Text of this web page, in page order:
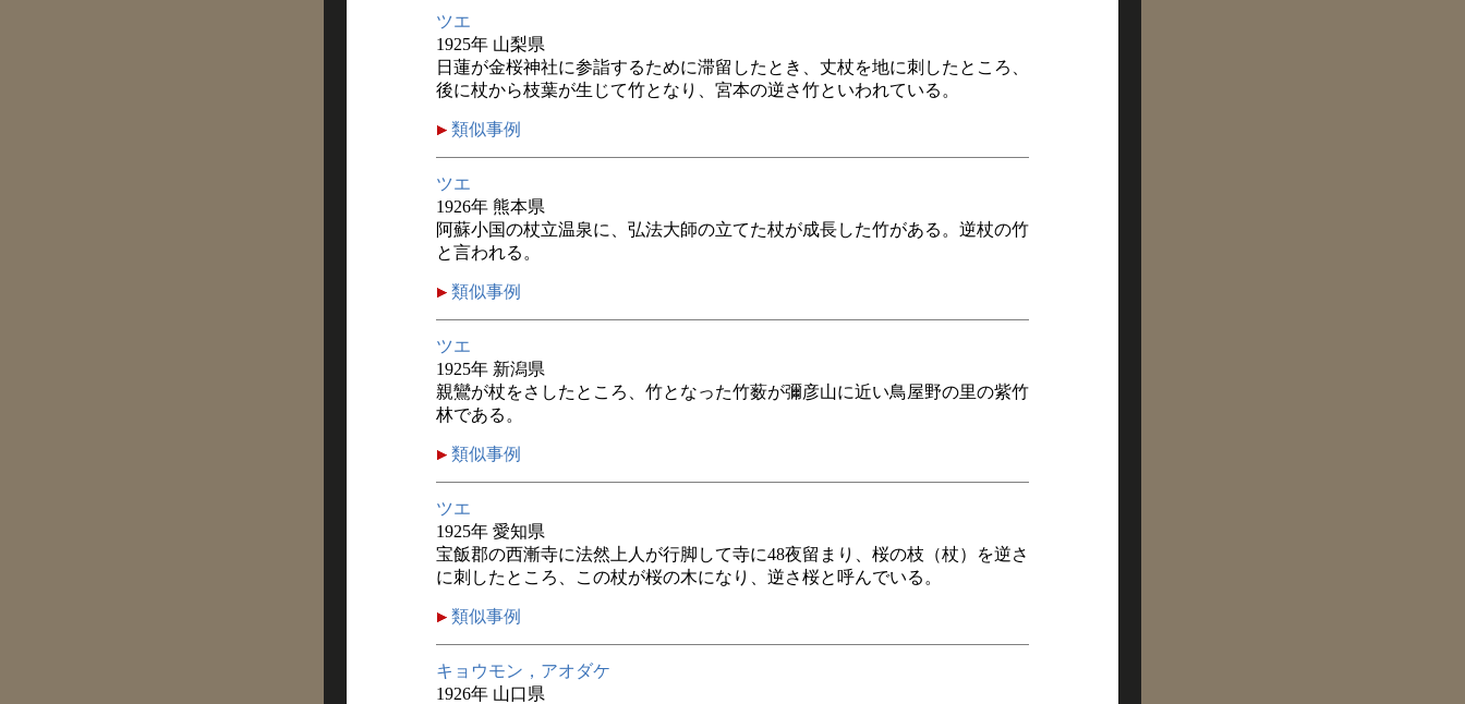
ツエ
1925年 山梨県
日蓮が金桜神社に参詣するために滞留したとき、丈杖を地に刺したところ、
後に杖から枝葉が生じて竹となり、宮本の逆さ竹といわれている。
類似事例
ツエ
1926年 熊本県
阿蘇小国の杖立温泉に、弘法大師の立てた杖が成長した竹がある。逆杖の竹
と言われる。
類似事例
ツエ
1925年 新潟県
親鸞が杖をさしたところ、竹となった竹薮が彌彦山に近い鳥屋野の里の紫竹
林である。
類似事例
ツエ
1925年 愛知県
宝飯郡の西漸寺に法然上人が行脚して寺に48夜留まり、桜の枝（杖）を逆さ
に刺したところ、この杖が桜の木になり、逆さ桜と呼んでいる。
類似事例
キョウモン，アオダケ
1926年 山口県